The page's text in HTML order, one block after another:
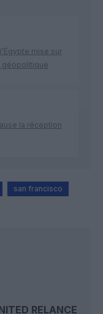
mise sur
géopolitique
la réception
san francisco
RELANCE